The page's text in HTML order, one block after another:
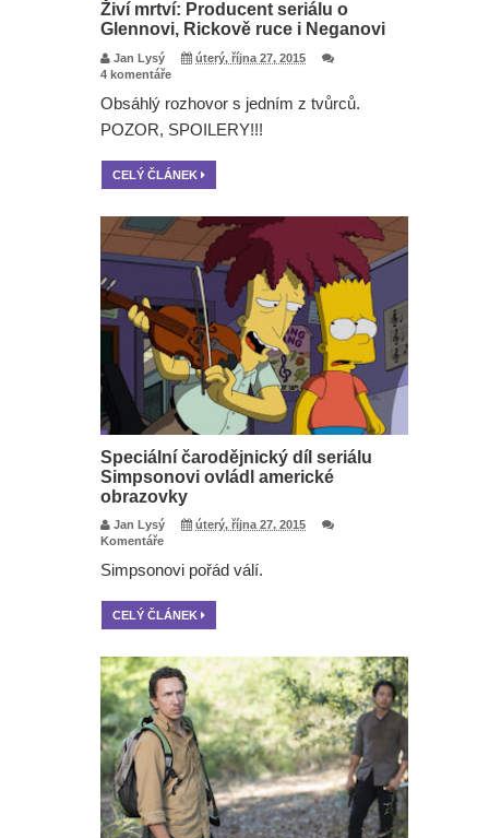
Živí mrtví: Producent seriálu o
Glennovi, Rickově ruce i Neganovi
Jan Lysý
úterý, října 27, 2015
4 komentáře
Obsáhlý rozhovor s jedním z tvůrců.
POZOR, SPOILERY!!!
CELÝ ČLÁNEK
Speciální čarodějnický díl seriálu
Simpsonovi ovládl americké
obrazovky
Jan Lysý
úterý, října 27, 2015
Komentáře
Simpsonovi pořád válí.
CELÝ ČLÁNEK